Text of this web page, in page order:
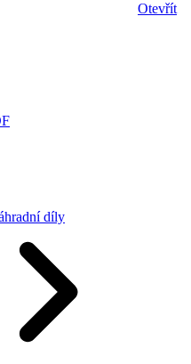
Otevřít
díly